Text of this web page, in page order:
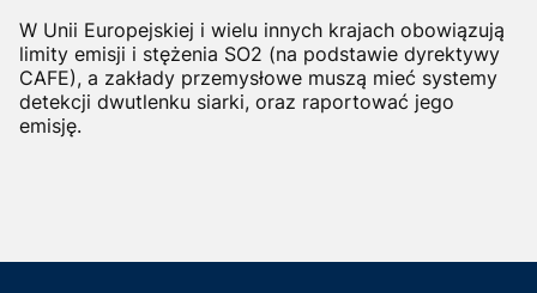
W Unii Europejskiej i wielu innych krajach obowiązują
limity emisji i stężenia SO2 (na podstawie dyrektywy
CAFE), a zakłady przemysłowe muszą mieć systemy
detekcji dwutlenku siarki, oraz raportować jego
emisję.